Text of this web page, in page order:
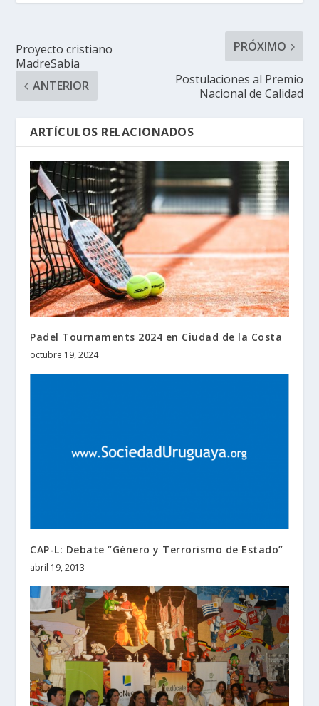
Proyecto cristiano
MadreSabia
ANTERIOR
PRÓXIMO
Postulaciones al Premio
Nacional de Calidad
ARTÍCULOS RELACIONADOS
Padel Tournaments 2024 en Ciudad de la Costa
octubre 19, 2024
CAP-L: Debate “Género y Terrorismo de Estado”
abril 19, 2013